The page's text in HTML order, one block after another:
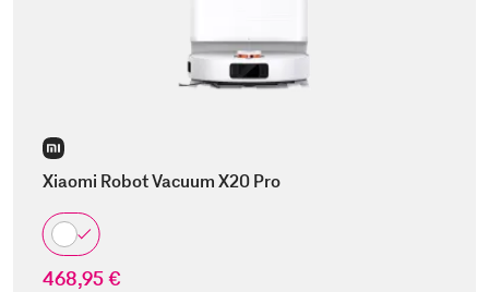
Xiaomi Robot Vacuum X20 Pro
468,95 €